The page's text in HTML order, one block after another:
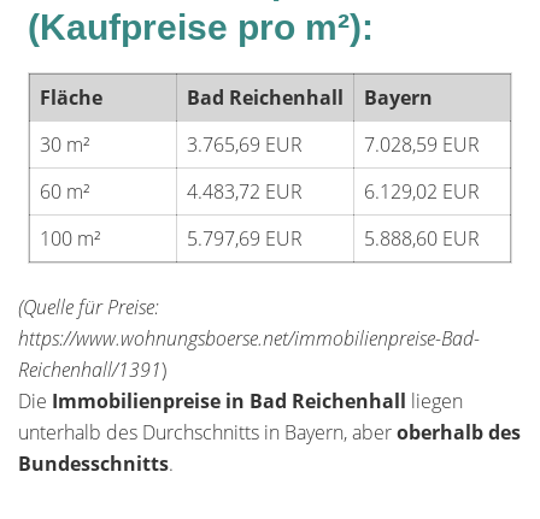
(Kaufpreise pro m²):
Fläche Bad Reichenhall
Bayern
30 m²
3.765,69 EUR
7.028,59 EUR
60 m²
4.483,72 EUR
6.129,02 EUR
100 m²
5.797,69 EUR 5.888,60 EUR
(Quelle für Preise:
https://www.wohnungsboerse.net/immobilienpreise-Bad-
Reichenhall/1391)
Die Immobilienpreise in Bad Reichenhall liegen
unterhalb des Durchschnitts in Bayern, aberoberhalb des
Bundesschnitts.